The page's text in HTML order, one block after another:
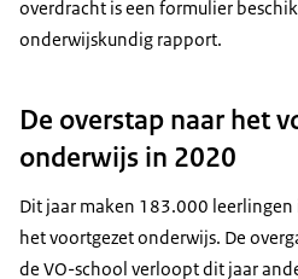
overdracht is een formulier
onderwijskundig rapport.
De overstap naar het
onderwijs in 2020
Dit jaar maken 183.000
het voortgezet onderwijs. De
de VO-school verloopt dit jaar